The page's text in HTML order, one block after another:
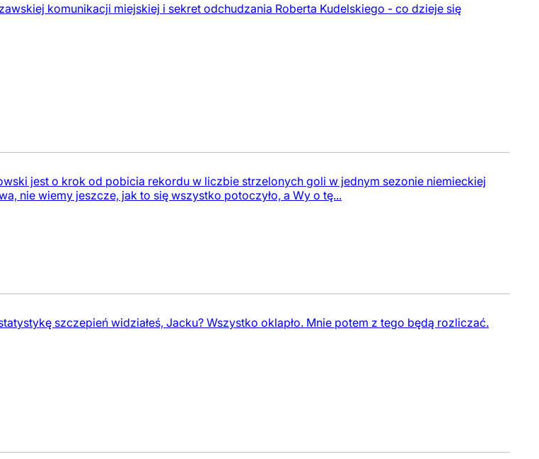
komunikacji miejskiej i sekret odchudzania Roberta Kudelskiego - co dzieje się
jest o krok od pobicia rekordu w liczbie strzelonych goli w jednym sezonie niemieckiej
nie wiemy jeszcze, jak to się wszystko potoczyło, a Wy o tę...
szczepień widziałeś, Jacku? Wszystko oklapło. Mnie potem z tego będą rozliczać.